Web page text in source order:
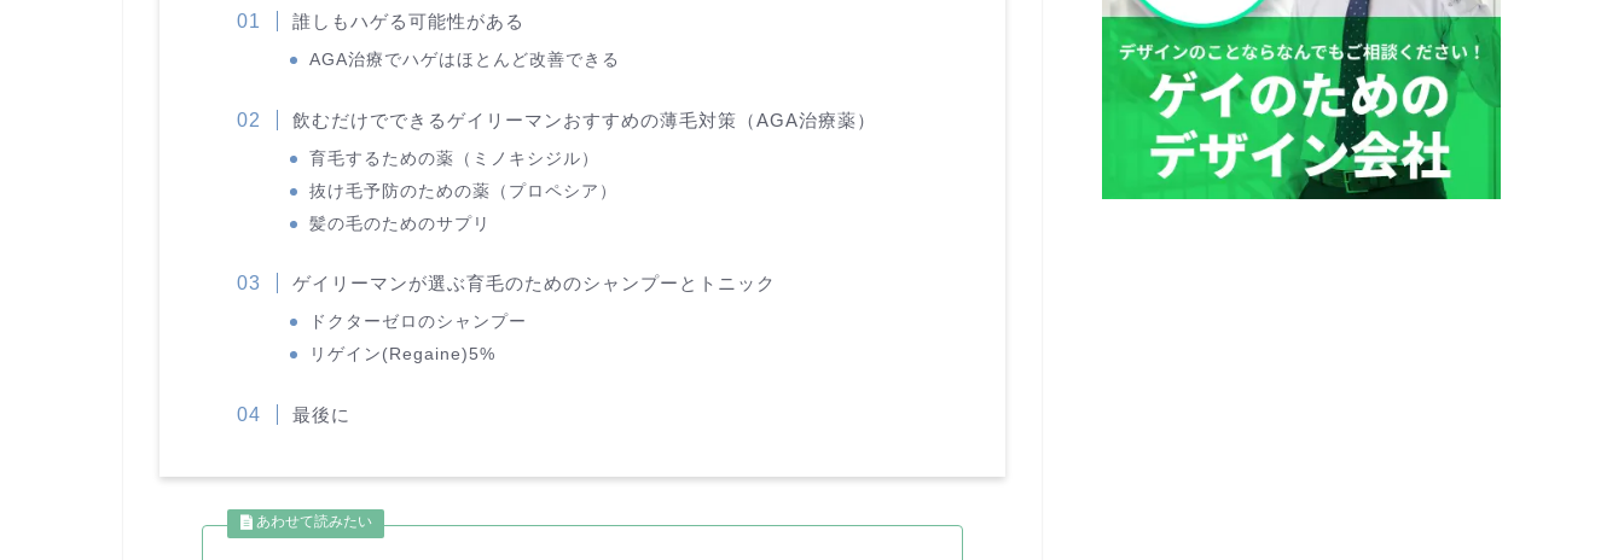
誰しもハゲる可能性がある
AGA治療でハゲはほとんど改善できる
飲むだけでできるゲイリーマンおすすめの薄毛対策（AGA治療薬）
育毛するための薬（ミノキシジル）
抜け毛予防のための薬（プロペシア）
髪の毛のためのサプリ
ゲイリーマンが選ぶ育毛のためのシャンプーとトニック
ドクターゼロのシャンプー
リゲイン(Regaine)5%
最後に